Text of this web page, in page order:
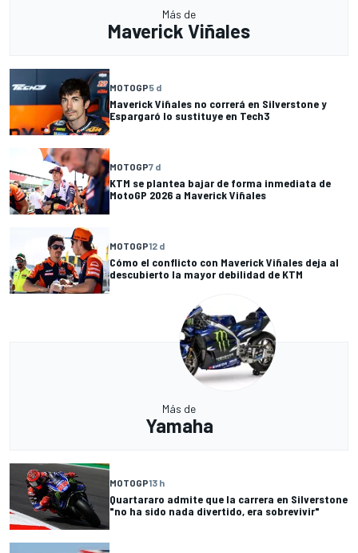
Más de
Maverick Viñales
MOTOGP5 d
Maverick Viñales no correrá en Silverstone y
Espargaró lo sustituye en Tech3
MOTOGP7 d
KTM se plantea bajar de forma inmediata de
MotoGP 2026 a Maverick Viñales
MOTOGP12 d
Cómo el conflicto con Maverick Viñales deja al
descubierto la mayor debilidad de KTM
Más de
Yamaha
MOTOGP13 h
Quartararo admite que la carrera en Silverstone
"no ha sido nada divertido, era sobrevivir"